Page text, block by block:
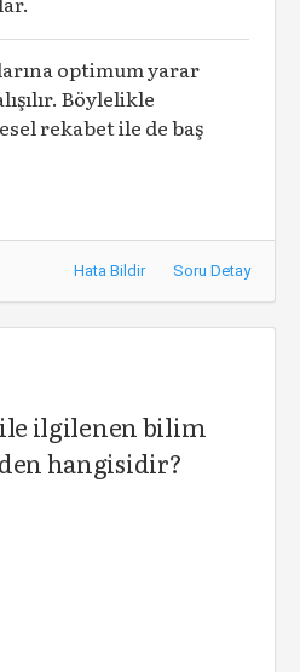
optimum yarar
Böylelikle
rekabet ile de baş
Hata Bildir Soru Detay
ilgilenen bilim
hangisidir?